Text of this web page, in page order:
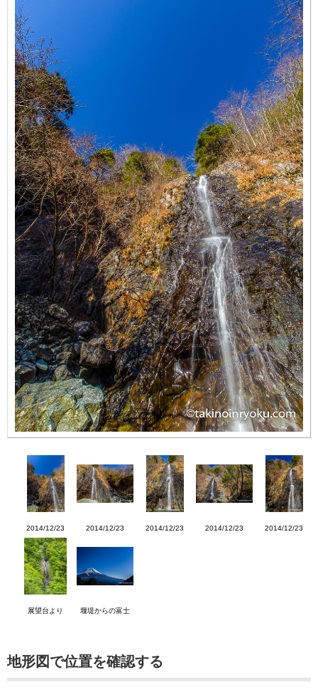
2014/12/23 2014/12/23 2014/12/23 2014/12/23 2014/12/23
展望台より 堰堤からの富士
地形図で位置を確認する